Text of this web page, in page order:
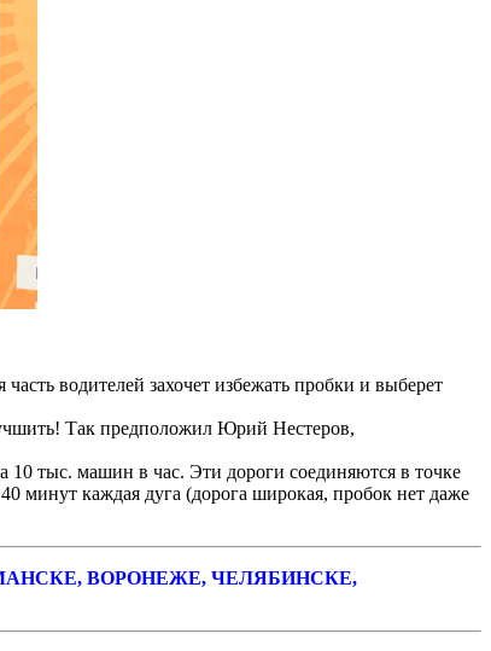
водителей захочет избежать пробки и выберет
Так предположил Юрий Нестеров,
10 тыс. машин в час. Эти дороги соединяются в точке
минут каждая дуга (дорога широкая, пробок нет даже
ВОРОНЕЖЕ, ЧЕЛЯБИНСКЕ,